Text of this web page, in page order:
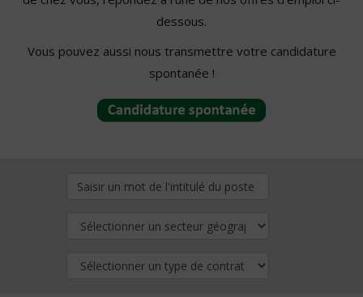
dessous.
Vous pouvez aussi nous transmettre votre candidature
spontanée !